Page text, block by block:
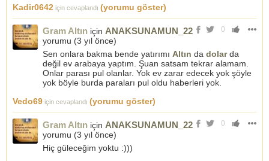
Kadir0642 için cevaplandı (yorumu göster)
0
Gram Altın için ANAKSUNAMUN_22
yorumu (3 yıl önce)
Sen onlara bakma bende yatırımı Altın da dolarda
değil ev arabaya yaptım. Şuan satsam tekrar alamam.
Onlar parası pul olanlar. Yok ev zarar edecek yok şöyle
yok böyle burda paraları pul oldu haberleri yok.
Vedo69 için cevaplandı (yorumu göster)
0
Gram Altın için ANAKSUNAMUN_22
yorumu (3 yıl önce)
Hiç güleceğim yoktu :)))